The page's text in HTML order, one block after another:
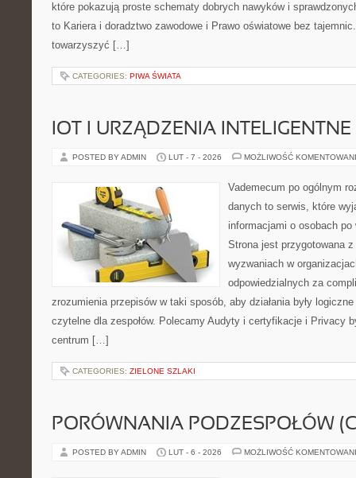
które pokazują proste schematy dobrych nawyków i
to Kariera i doradztwo zawodowe i Prawo oświatowe bez
towarzyszyć […]
CATEGORIES: PIWA ŚWIATA
IOT I URZĄDZENIA INTELIGENTNE
POSTED BY ADMIN LUT - 7 - 2026 MOŻLIWOŚĆ
Vademecum po ogólnym
danych to serwis, które
informacjami o osobach
Strona jest przygotowana
wyzwaniach w
odpowiedzialnych za
zrozumienia przepisów w taki sposób, aby działania były
czytelne dla zespołów. Polecamy Audyty i certyfikacje i Privacy
centrum […]
CATEGORIES: ZIELONE SZLAKI
PORÓWNANIA PODZESPOŁÓW
POSTED BY ADMIN LUT - 6 - 2026 MOŻLIWOŚĆ